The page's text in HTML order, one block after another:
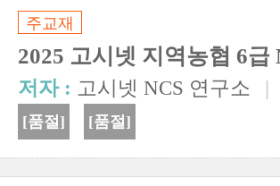
주교재
2025 고시넷 지역농협 6
저자 : 고시넷 NCS 연구소 |
[품절] [품절]